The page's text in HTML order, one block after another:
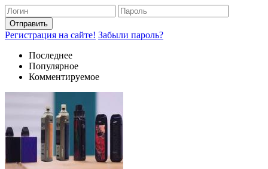
Отправить
Регистрация на сайте! Забыли пароль?
Последнее
Популярное
Комментируемое